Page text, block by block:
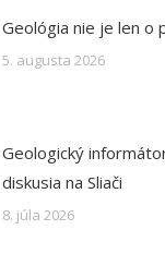
Geológia nie je len o
5. augusta 2026
Geologický
diskusia na Sliači
8. júla 2026